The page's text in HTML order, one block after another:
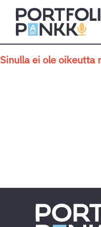
Siirry sisältöön
Sinulla ei ole oikeutta